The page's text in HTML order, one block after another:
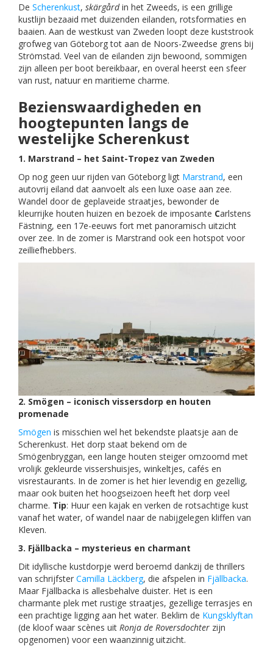
De Scherenkust, skärgårdin het Zweeds, is een grillige
kustlijn bezaaid met duizenden eilanden, rotsformaties en
baaien. Aan de westkust van Zweden loopt deze kuststrook
grofweg van Göteborg tot aan de Noors-Zweedse grens bij
Strömstad. Veel van de eilanden zijn bewoond, sommigen
zijn alleen per boot bereikbaar, en overal heerst een sfeer
van rust, natuur en maritieme charme.
Bezienswaardigheden en
hoogtepunten langs de
westelijke Scherenkust
1. Marstrand – het Saint-Tropez van Zweden
Op nog geen uur rijden van Göteborg ligt Marstrand, een
autovrij eiland dat aanvoelt als een luxe oase aan zee.
Wandel door de geplaveide straatjes, bewonder de
kleurrijke houten huizen en bezoek de imposante Carlstens
Fästning, een 17e-eeuws fort met panoramisch uitzicht
over zee. In de zomer is Marstrand ook een hotspot voor
zeilliefhebbers.
2. Smögen – iconisch vissersdorp en houten
promenade
Smögen is misschien wel het bekendste plaatsje aan de
Scherenkust. Het dorp staat bekend om de
Smögenbryggan, een lange houten steiger omzoomd met
vrolijk gekleurde vissershuisjes, winkeltjes, cafés en
visrestaurants. In de zomer is het hier levendig en gezellig,
maar ook buiten het hoogseizoen heeft het dorp veel
charme. Tip: Huur een kajak en verken de rotsachtige kust
vanaf het water, of wandel naar de nabijgelegen kliffen van
Kleven.
3. Fjällbacka – mysterieus en charmant
Dit idyllische kustdorpje werd beroemd dankzij de thrillers
van schrijfster Camilla Läckberg, die afspelen in Fjällbacka.
Maar Fjällbacka is allesbehalve duister. Het is een
charmante plek met rustige straatjes, gezellige terrasjes en
een prachtige ligging aan het water. Beklim de Kungsklyftan
(de kloof waar scènes uit Ronja de Roversdochter zijn
opgenomen) voor een waanzinnig uitzicht.